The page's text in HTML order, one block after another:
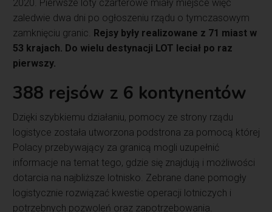
2020. Pierwsze loty czarterowe miały miejsce więc
zaledwie dwa dni po ogłoszeniu rządu o tymczasowym
zamknięciu granic. Rejsy były realizowane z 71 miast w
53 krajach. Do wielu destynacji LOT leciał po raz
pierwszy.
388 rejsów z 6 kontynentów
Dzięki szybkiemu działaniu, pomocy ze strony rządu
logistyce została utworzona podstrona za pomocą której
Polacy przebywający za granicą mogli uzupełnić
informacje na temat tego, gdzie się znajdują i możliwości
dotarcia na najbliższe lotnisko. Zebrane dane pomogły
logistycznie rozwiązać kwestie operacji lotniczych i
potrzebnych pozwoleń oraz zapotrzebowania.